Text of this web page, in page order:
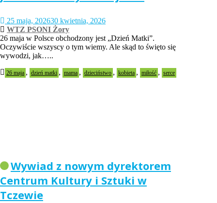
25 maja, 202630 kwietnia, 2026
WTZ PSONI Żory
26 maja w Polsce obchodzony jest „Dzień Matki”.
Oczywiście wszyscy o tym wiemy. Ale skąd to święto się
wywodzi, jak…..
26 maja , dzień matki , mama , dzieciństwo , kobieta , miłość , serce
Wywiad z nowym dyrektorem
Centrum Kultury i Sztuki w
Tczewie